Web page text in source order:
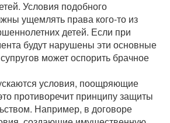
Условия подобного
ущемлять права кого-то из
детей. Если при
будут нарушены эти основные
может оспорить брачное
условия, поощряющие
противоречит принципу защиты
Например, в договоре